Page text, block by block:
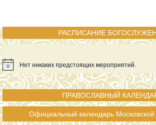
РАСПИСАНИЕ
Нет никаких предстоящих мероприятий.
ПРАВОСЛАВНЫЙ
Официальный календарь Московской